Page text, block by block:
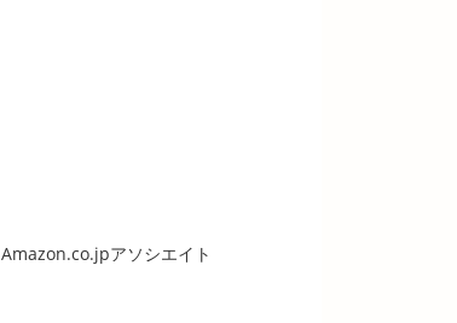
Amazon.co.jpアソシエイト